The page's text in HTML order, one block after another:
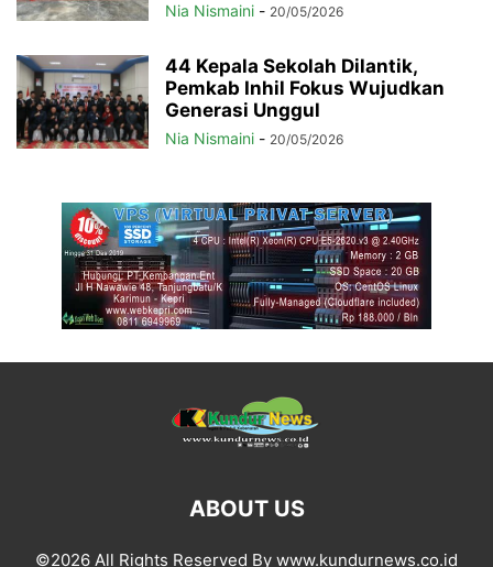
Nia Nismaini - 20/05/2026
44 Kepala Sekolah Dilantik,
Pemkab Inhil Fokus Wujudkan
Generasi Unggul
Nia Nismaini - 20/05/2026
ABOUT US
©2026 All Rights Reserved By www.kundurnews.co.id